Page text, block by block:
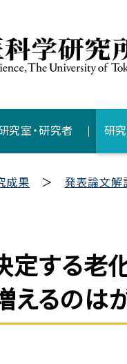
究室・研究者 研
成果 発表論文解
定する
るのは